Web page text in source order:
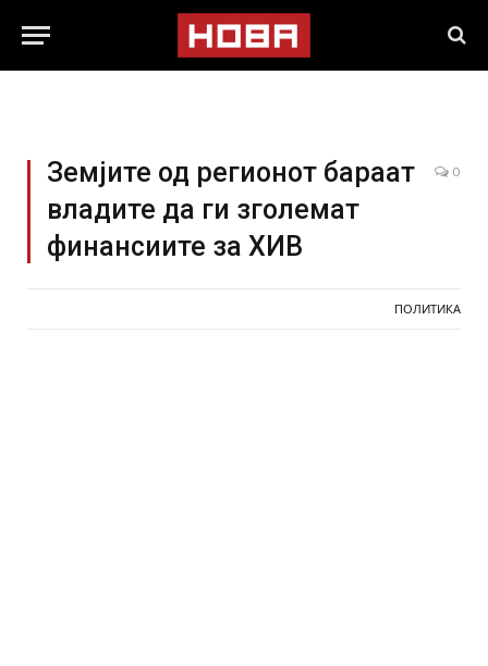
Земјите од регионот бараат
владите да ги зголемат
финансиите за ХИВ
0
ПОЛИТИКА